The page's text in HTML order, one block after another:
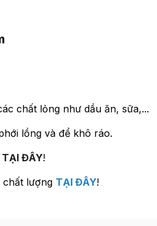
chất lỏng như dầu ăn, sữa,...
lồng và để khô ráo.
TẠI ĐÂY!
chất lượng TẠI ĐÂY!